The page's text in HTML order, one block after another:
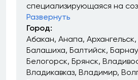
специализирующаяся на
Развернуть
Город:
Абакан Анапа Архангельск
Балашиха Балтийск
Белогорск Брянск
Владикавказ Владимир